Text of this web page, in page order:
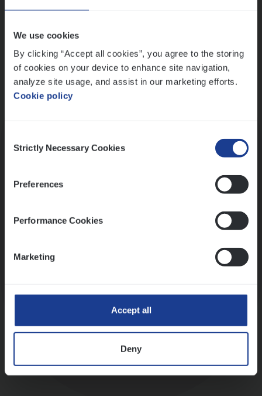
We use cookies
By clicking “Accept all cookies”, you agree to the storing
of cookies on your device to enhance site navigation,
analyze site usage, and assist in our marketing efforts.
Cookie policy
Selection
Strictly Necessary Cookies
Preferences
Performance Cookies
Marketing
Accept all
Deny